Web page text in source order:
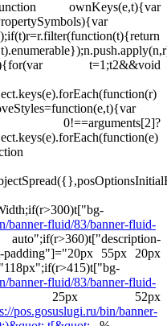
ownKeys(e,t){var
t=1;t2&&void
0!==arguments[2]?
banner-fluid/83/banner-fluid-
auto";if(r>360)t["description-
55px 20px
banner-fluid/83/banner-fluid-
25px 52px
pos.gosuslugi.ru/bin/banner-